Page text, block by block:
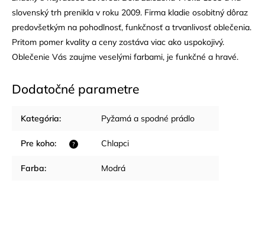
slovenský trh prenikla v roku 2009. Firma kladie osobitný dôraz
predovšetkým na pohodlnosť, funkčnosť a trvanlivosť oblečenia.
Pritom pomer kvality a ceny zostáva viac ako uspokojivý.
Oblečenie Vás zaujme veselými farbami, je funkčné a hravé.
Dodatočné parametre
Kategória: Pyžamá a spodné prádlo
?
Pre koho: Chlapci
Farba: Modrá